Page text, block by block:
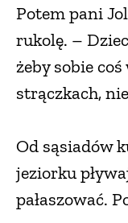
Potem pani
rukolę. –
żeby sobie
strączkach,
Od sąsiadów
jeziorku
pałaszować.